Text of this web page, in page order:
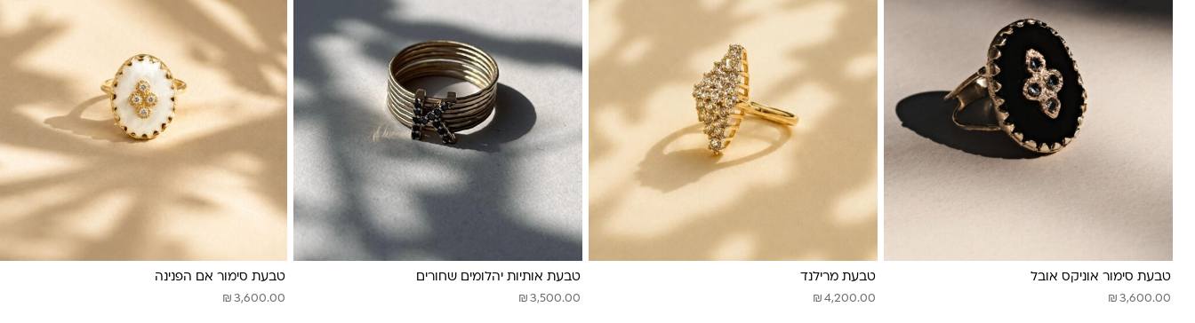
טבעת סימור אוניקס אובל
₪ 3,600.00
טבעת מרילנד
₪ 4,200.00
טבעת אותיות יהלומים שחורים
₪ 3,500.00
טבעת סימור אם הפנינה
₪ 3,600.00